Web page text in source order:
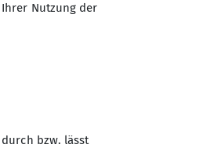
Nutzung der
bzw. lässt